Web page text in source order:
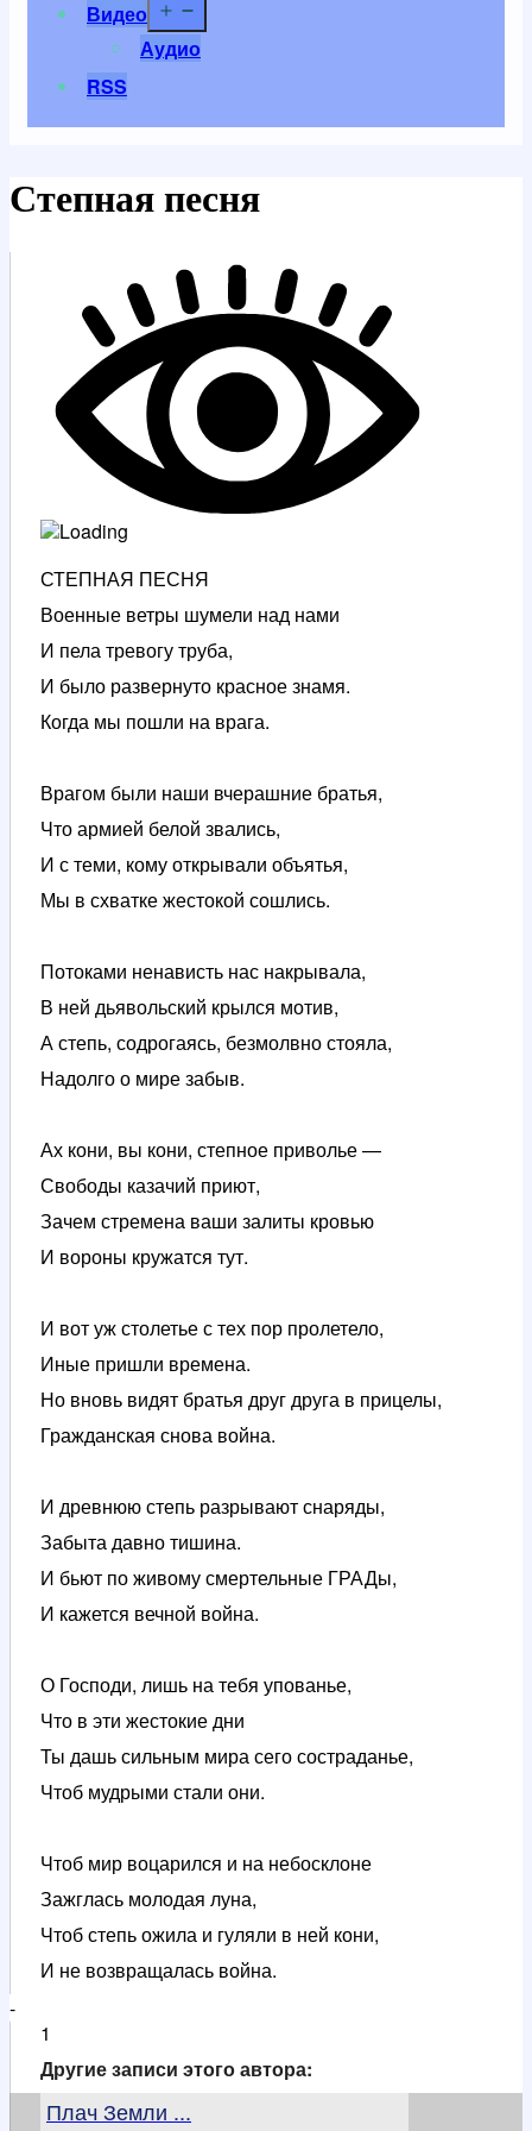
Видео
Аудио
RSS
Степная песня
СТЕПНАЯ ПЕСНЯ
Военные ветры шумели над нами
И пела тревогу труба,
И было развернуто красное знамя.
Когда мы пошли на врага.
Врагом были наши вчерашние братья,
Что армией белой звались,
И с теми, кому открывали объятья,
Мы в схватке жестокой сошлись.
Потоками ненависть нас накрывала,
В ней дьявольский крылся мотив,
А степь, содрогаясь, безмолвно стояла,
Надолго о мире забыв.
Ах кони, вы кони, степное приволье —
Свободы казачий приют,
Зачем стремена ваши залиты кровью
И вороны кружатся тут.
И вот уж столетье с тех пор пролетело,
Иные пришли времена.
Но вновь видят братья друг друга в прицелы,
Гражданская снова война.
И древнюю степь разрывают снаряды,
Забыта давно тишина.
И бьют по живому смертельные ГРАДы,
И кажется вечной война.
О Господи, лишь на тебя упованье,
Что в эти жестокие дни
Ты дашь сильным мира сего состраданье,
Чтоб мудрыми стали они.
Чтоб мир воцарился и на небосклоне
Зажглась молодая луна,
Чтоб степь ожила и гуляли в ней кони,
И не возвращалась война.
-
1
Другие записи этого автора:
Плач Земли ...